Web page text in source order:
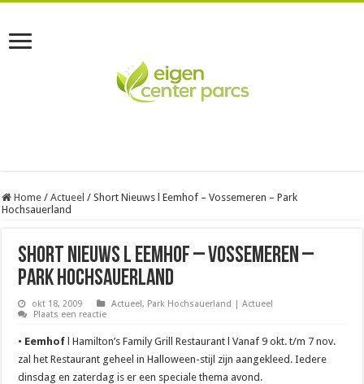
Home / Actueel / Short Nieuws l Eemhof – Vossemeren – Park
Hochsauerland
Short Nieuws l Eemhof – Vossemeren –
Park Hochsauerland
okt 18, 2009 Actueel, Park Hochsauerland | Actueel
Plaats een reactie
• Eemhof l Hamilton’s Family Grill Restaurant l Vanaf 9 okt. t/m 7 nov.
zal het Restaurant geheel in Halloween-stijl zijn aangekleed. Iedere
dinsdag en zaterdag is er een speciale thema avond.